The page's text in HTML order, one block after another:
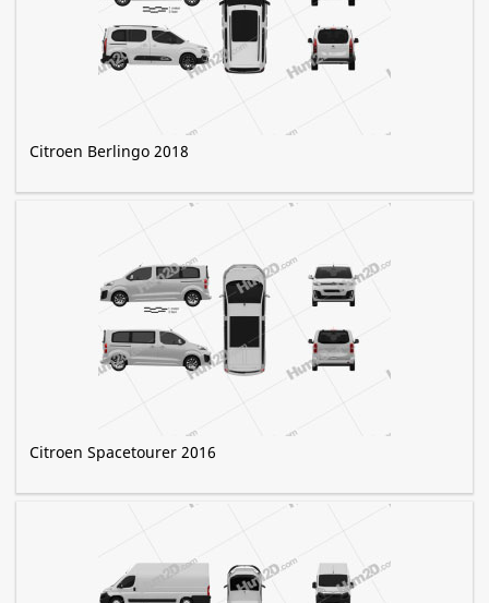
Citroen Berlingo 2018
Citroen Spacetourer 2016